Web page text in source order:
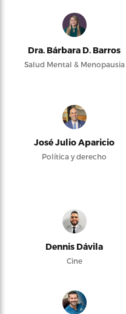
Dra. Bárbara D. Barros
Salud Mental & Menopausia
José Julio Aparicio
Política y derecho
Dennis Dávila
Cine